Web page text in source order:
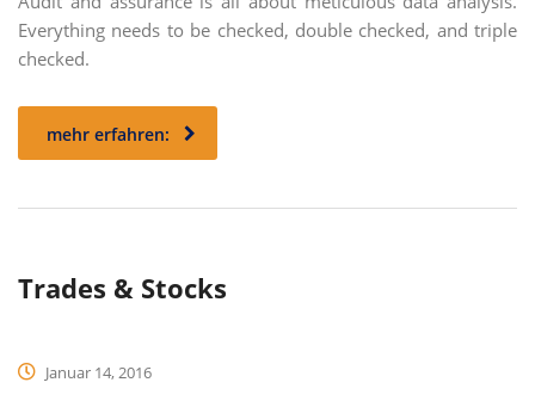
Everything needs to be checked, double checked, and triple
checked.
mehr erfahren:
Trades & Stocks
Januar 14, 2016